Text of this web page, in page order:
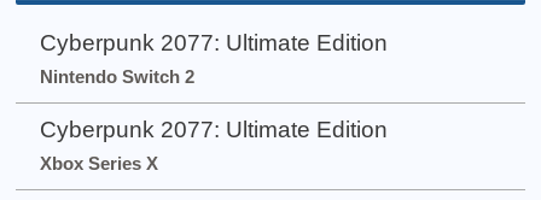
Cyberpunk 2077: Ultimate Edition
Nintendo Switch 2
Cyberpunk 2077: Ultimate Edition
Xbox Series X